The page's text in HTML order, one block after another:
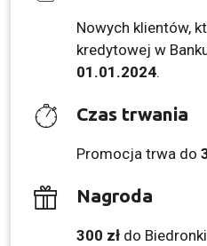
Nowych klientów,
kredytowej w
01.01.2024.
Czas trwania
Promocja trwa do
Nagroda
300 zł do